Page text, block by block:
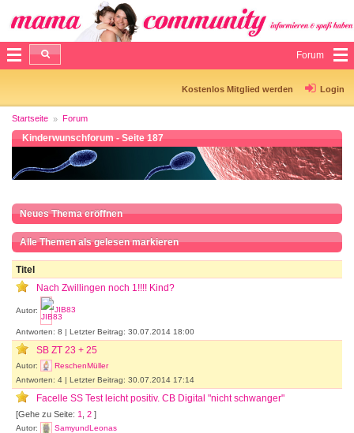
Forum
Kostenlos Mitglied werden Login
Startseite Forum
Kinderwunschforum - Seite 187
Neues Thema eröffnen
Alle Themen als gelesen markieren
Titel
Nach Zwillingen noch 1!!!! Kind?
Autor: JIB83
Antworten: 8 | Letzter Beitrag: 30.07.2014 18:00
SB ZT 23 + 25
Autor:
ReschenMüller
Antworten: 4 | Letzter Beitrag: 30.07.2014 17:14
Facelle SS Test leicht positiv. CB Digital "nicht schwanger"
[Gehe zu Seite: 1 2 ]
Autor:
SamyundLeonas